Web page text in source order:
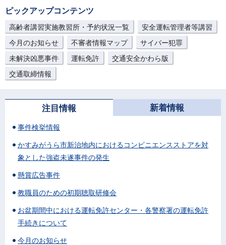
ピックアップコンテンツ
高齢者講習実施教習所・予約状況一覧
安全運転管理者等講習
今月のお知らせ
不審者情報マップ
サイバー犯罪
未解決凶悪事件
運転免許
交通安全かわら版
交通取締情報
注目情報
事件検挙情報
かすみがうら市新治地内におけるコンビニエンスストアを対
象とした強盗未遂事件の発生
懸賞広告事件
教職員のための初期聴取研修会
お盆期間中における運転免許センター・各警察署の運転免許
手続きについて
今月のお知らせ
新着情報